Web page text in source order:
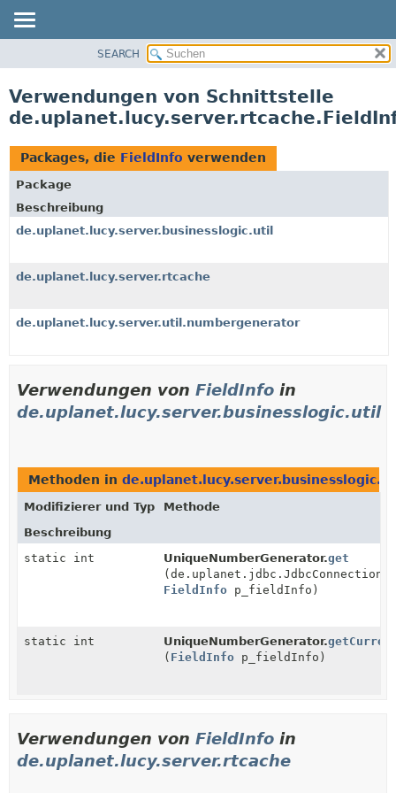
KLASSE
VERWENDUNG
BAUM
VERALTET
INDEX
HILFE
SEARCH
Verwendungen von Schnittstelle
Packages, die FieldInfo verwenden
Package
Beschreibung
de.uplanet.lucy.server.businesslogic.util
de.uplanet.lucy.server.rtcache
de.uplanet.lucy.server.util.numbergenerator
Verwendungen von FieldInfo in
de.uplanet.lucy.server.businesslogic.util
Methoden in
Modifizierer und Typ
Methode
Beschreibung
static int
UniqueNumberGenerator.get
(de.uplanet.jdbc.JdbcConnection
FieldInfo p_fieldInfo)
static int UniqueNumberGenerator.
( FieldInfo p_fieldInfo)
Verwendungen von FieldInfo in
de.uplanet.lucy.server.rtcache